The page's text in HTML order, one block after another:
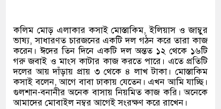
কলিম মোড় এলাকার কসাই মোস্তাকিম, ইলিয়াস ও জাম্বুর
ভাষ্য, সাধারণত চারজনের একটি দল গঠন করে তারা কাজ
করেন। ঈদের তিন দিনে একটি দল অন্তত ১২ থেকে ১৬টি
গরু জবাই ও মাংস কাটার কাজ করতে পারে। এতে প্রতিটি
দলের আয় দাঁড়ায় প্রায় ৩ থেকে ৪ লাখ টাকা। মোস্তাকিম
কসাই বলেন, আগে বাবা ঢাকায় যেতেন। এখন আমি যাচ্ছি।
গুলশান-বনানীর অনেক বাসায় নিয়মিত কাজ করি। অনেকে
আমাদের মোবাইল নম্বর আগেই সংরক্ষণ করে রাখেন।